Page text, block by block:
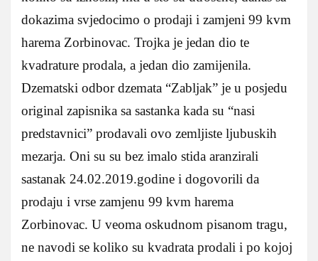
dokazima svjedocimo o prodaji i zamjeni 99 kvm
harema Zorbinovac. Trojka je jedan dio te
kvadrature prodala, a jedan dio zamijenila.
Dzematski odbor dzemata “Zabljak” je u posjedu
original zapisnika sa sastanka kada su “nasi
predstavnici” prodavali ovo zemljiste ljubuskih
mezarja. Oni su su bez imalo stida aranzirali
sastanak 24.02.2019.godine i dogovorili da
prodaju i vrse zamjenu 99 kvm harema
Zorbinovac. U veoma oskudnom pisanom tragu,
ne navodi se koliko su kvadrata prodali i po kojoj